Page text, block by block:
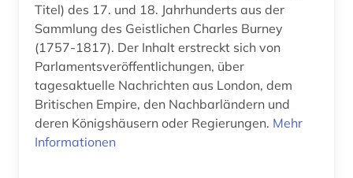
armeezeitungen (1)
armenien (west) (1)
artik (1)
artikel (1)
Titel) des 17. und 18. Jahrhunderts aus der
Sammlung des Geistlichen Charles Burney
(1757-1817). Der Inhalt erstreckt sich von
Parlamentsveröffentlichungen, über
tagesaktuelle Nachrichten aus London, dem
Britischen Empire, den Nachbarländern und
deren Königshäusern oder Regierungen. Mehr
Informationen